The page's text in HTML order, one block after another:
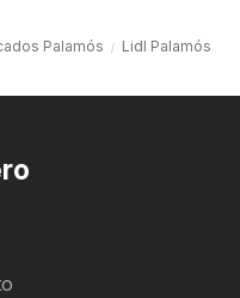
Palamós Lidl Palamós